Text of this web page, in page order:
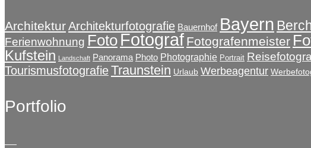
ArchitekturArchitekturfotografie Bauernhof Bayern
Ferienwohnung Foto Fotograf Fotografenmeister
Kufstein Landschaft Panorama Photo Photographie Portrait
TourismusfotografieTraunstein Urlaub Werbeagentur
Portfolio